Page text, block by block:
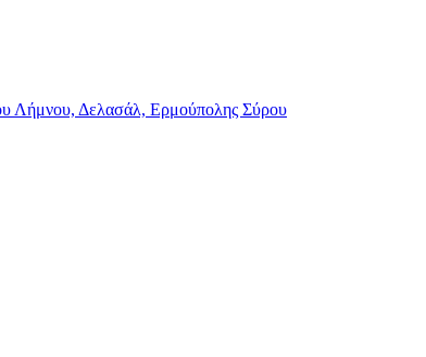
Λήμνου, Δελασάλ, Ερμούπολης Σύρου